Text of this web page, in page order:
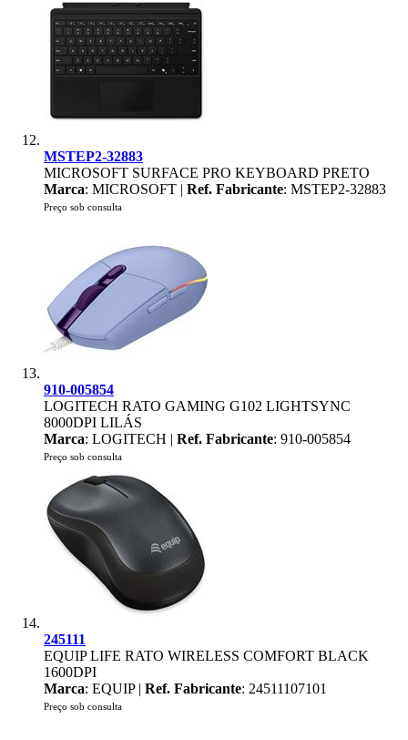
MSTEP2-32883
MICROSOFT SURFACE PRO KEYBOARD PRETO
Marca: MICROSOFT | Ref. Fabricante: MSTEP2-32883
Preço sob consulta
910-005854
LOGITECH RATO GAMING G102 LIGHTSYNC
8000DPI LILÁS
Marca: LOGITECH | Ref. Fabricante: 910-005854
Preço sob consulta
245111
EQUIP LIFE RATO WIRELESS COMFORT BLACK
1600DPI
Marca: EQUIP | Ref. Fabricante: 24511107101
Preço sob consulta